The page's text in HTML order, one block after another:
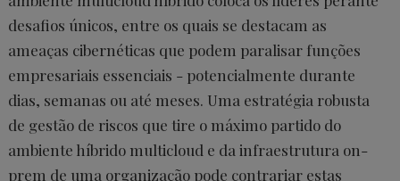
desafios únicos, entre os quais se destacam as
ameaças cibernéticas que podem paralisar funções
empresariais essenciais - potencialmente durante
dias, semanas ou até meses. Uma estratégia robusta
de gestão de riscos que tire o máximo partido do
ambiente híbrido multicloud e da infraestrutura on-
prem de uma organização pode contrariar estas